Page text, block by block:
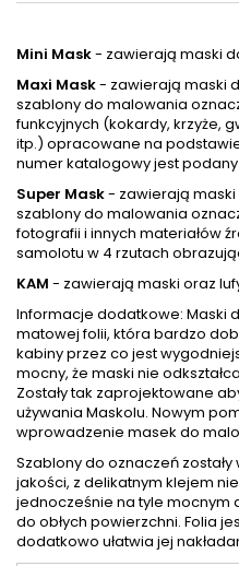
Mini Mask- zawierają maski
Maxi Mask- zawierają maski
szablony do malowania
funkcyjnych (kokardy, krzyże,
itp.) opracowane na
numer katalogowy jest
Super Mask- zawierają
szablony do malowania
fotografii i innych materiałów
samolotu w 4 rzutach
KAM - zawierają maski oraz
Informacje dodatkowe: Maski
matowej folii, która bardzo
kabiny przez co jest
mocny, że maski nie
Zostały tak zaprojektowane
używania Maskolu. Nowym
wprowadzenie masek do
Szablony do oznaczeń
jakości, z delikatnym klejem
jednocześnie na tyle mocnym
do obłych powierzchni. Folia
dodatkowo ułatwia jej